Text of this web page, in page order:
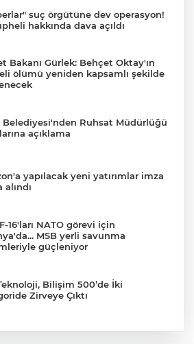
suç örgütüne dev operasyon!
hakkında dava açıldı
Bakanı Gürlek: Behçet Oktay'ın
ölümü yeniden kapsamlı şekilde
Belediyesi'nden Ruhsat Müdürlüğü
açıklama
yapılacak yeni yatırımlar imza
alındı
16'ları NATO görevi için
MSB yerli savunma
güçleniyor
Bilişim 500’de İki
Zirveye Çıktı